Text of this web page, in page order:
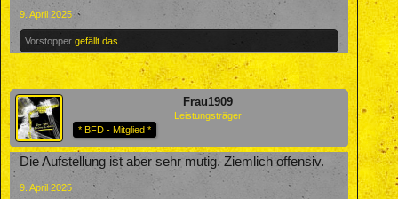
9. April 2025
Vorstopper gefällt das.
Frau1909
Leistungsträger
* BFD - Mitglied *
Die Aufstellung ist aber sehr mutig. Ziemlich offensiv.
9. April 2025